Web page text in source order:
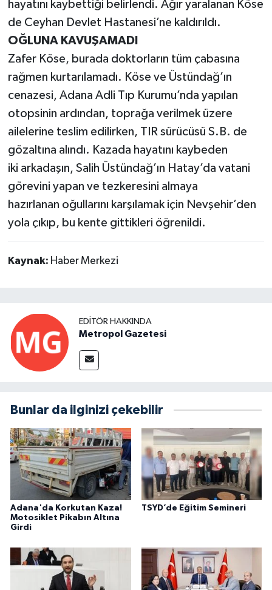
hayatını kaybettiği belirlendi. Ağır yaralanan Köse
de Ceyhan Devlet Hastanesi’ne kaldırıldı.
OĞLUNA KAVUŞAMADI
Zafer Köse, burada doktorların tüm çabasına
rağmen kurtarılamadı. Köse ve Üstündağ’ın
cenazesi, Adana Adli Tıp Kurumu’nda yapılan
otopsinin ardından, toprağa verilmek üzere
ailelerine teslim edilirken, TIR sürücüsü S.B. de
gözaltına alındı. Kazada hayatını kaybeden
iki arkadaşın, Salih Üstündağ’ın Hatay’da vatani
görevini yapan ve tezkeresini almaya
hazırlanan oğullarını karşılamak için Nevşehir’den
yola çıkıp, bu kente gittikleri öğrenildi.
Kaynak: Haber Merkezi
EDITÖR HAKKINDA
Metropol Gazetesi
Bunlar da ilginizi çekebilir
Adana'da Korkutan Kaza!
Motosiklet Pikabın Altına
Girdi
TSYD’de Eğitim Semineri